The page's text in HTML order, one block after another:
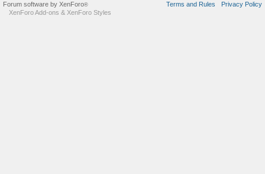
Terms and Rules
Privacy Policy
Forum software by XenForo®
XenForo Add-ons & XenForo Styles